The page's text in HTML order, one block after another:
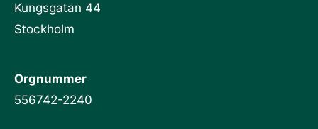
Kungsgatan 44
Stockholm
Orgnummer
556742-2240